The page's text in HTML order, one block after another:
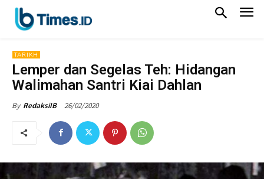
TARIKH
Lemper dan Segelas Teh: Hidangan
Walimahan Santri Kiai Dahlan
By RedaksiIB 26/02/2020